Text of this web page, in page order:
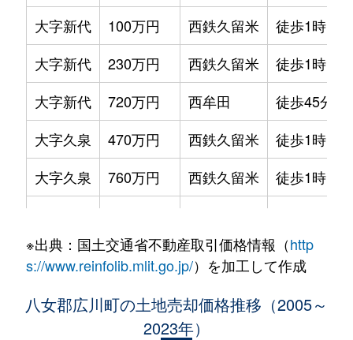
大字新代
100万円 西鉄久留米
徒歩1時間
大字新代
230万円 西鉄久留米
徒歩1時間
大字新代
720万円 西牟田
徒歩45分
大字久泉
470万円 西鉄久留米
徒歩1時間
大字久泉
760万円 西鉄久留米
徒歩1時間
大字久泉
560万円 西鉄久留米
徒歩2時間
1,000万円 西鉄久留米
※出典：国土交通省不動産取引価格情報（http
s://www.reinfolib.mlit.go.jp/）を加工して作成
八女郡広川町の土地売却価格推移（2005～
2023年）